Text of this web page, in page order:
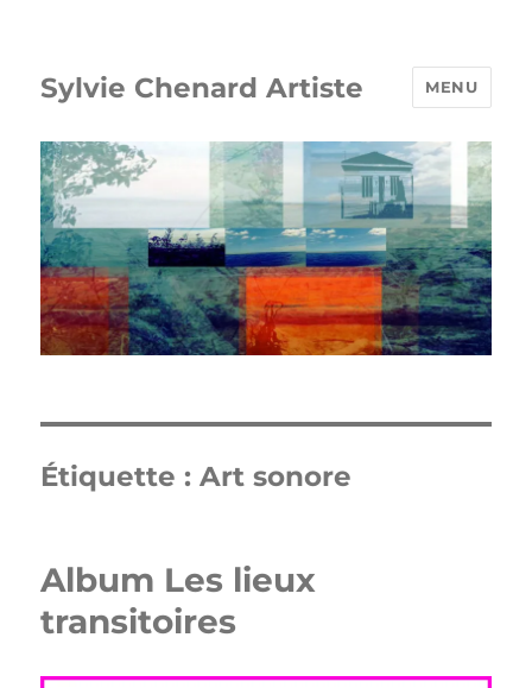
Sylvie Chenard Artiste MENU
Étiquette :Art sonore
Album Les lieux
transitoires